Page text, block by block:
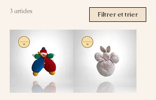
3 articles Filtrer et trier